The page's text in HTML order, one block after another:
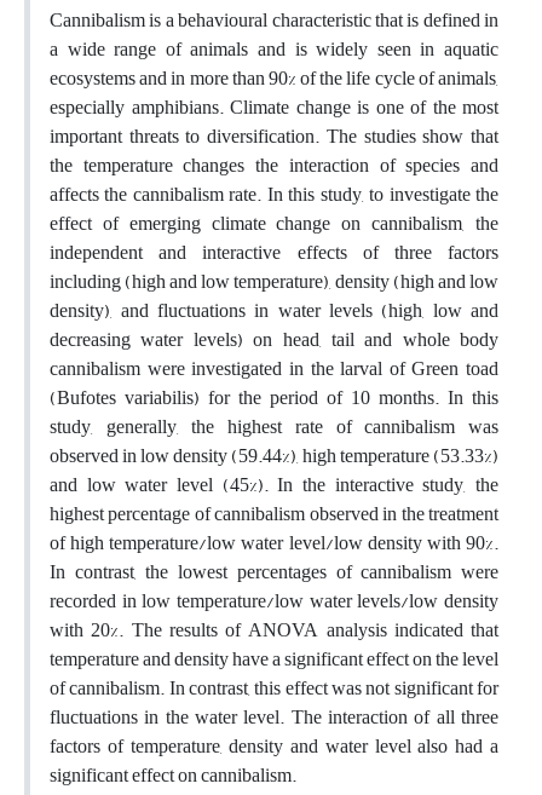
Cannibalism is a behavioural characteristic that is defined in
a wide range of animals and is widely seen in aquatic
ecosystems and in more than 90% of the life cycle of animals,
especially amphibians. Climate change is one of the most
important threats to diversification. The studies show that
the temperature changes the interaction of species and
affects the cannibalism rate. In this study, to investigate the
effect of emerging climate change on cannibalism, the
independent and interactive effects of three factors
including (high and low temperature), density (high and low
density), and fluctuations in water levels (high, low and
decreasing water levels) on head, tail and whole body
cannibalism were investigated in the larval of Green toad
(Bufotes variabilis) for the period of 10 months. In this
study, generally, the highest rate of cannibalism was
observed in low density (59.44%), high temperature (53.33%)
and low water level (45%). In the interactive study, the
highest percentage of cannibalism observed in the treatment
of high temperature/low water level/low density with 90%.
In contrast, the lowest percentages of cannibalism were
recorded in low temperature/low water levels/low density
with 20%. The results of ANOVA analysis indicated that
temperature and density have a significant effect on the level
of cannibalism. In contrast, this effect was not significant for
fluctuations in the water level. The interaction of all three
factors of temperature, density and water level also had a
significant effect on cannibalism.